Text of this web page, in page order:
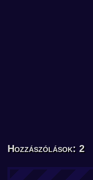
Hozzászólások: 2